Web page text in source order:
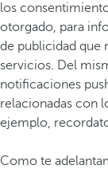
los
otorgado, para
de publicidad que
servicios. Del
notificaciones
relacionadas con
ejemplo,
Como te